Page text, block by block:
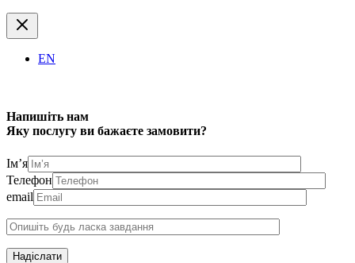
EN
Напишіть нам
Яку послугу ви бажаєте замовити?
Ім’я
Телефон
email
Надіслати